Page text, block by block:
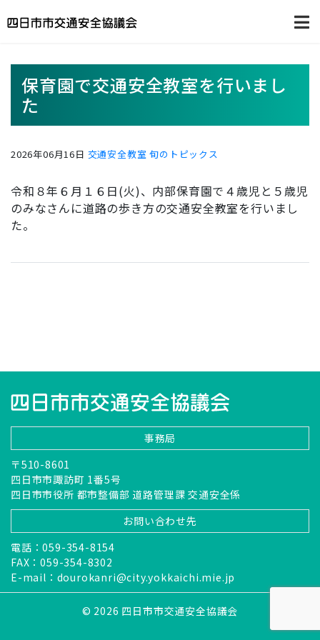
保育園で交通安全教室を行いまし
た
2026年06月16日 交通安全教室 旬のトピックス
令和８年６月１６日(火)、内部保育園で４歳児と５歳児
のみなさんに道路の歩き方の交通安全教室を行いまし
た。
事務局
〒510-8601
四日市市諏訪町 1番5号
四日市市役所 都市整備部 道路管理課 交通安全係
お問い合わせ先
電話：059-354-8154
FAX：059-354-8302
E-mail： dourokanri@city.yokkaichi.mie.jp
© 2026 四日市市交通安全協議会